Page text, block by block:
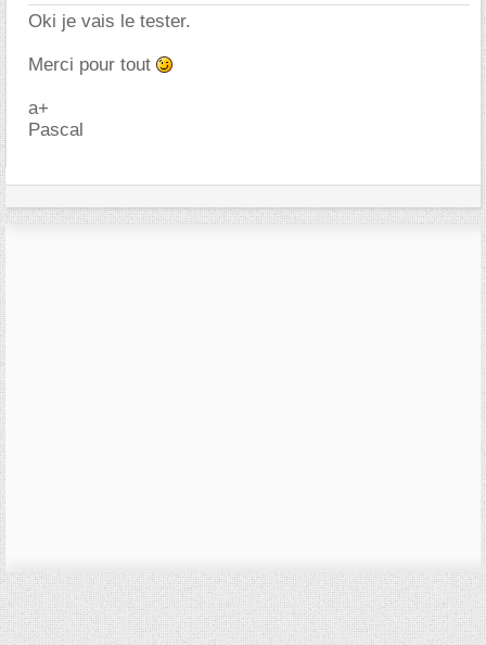
Oki je vais le tester.
Merci pour tout
a+
Pascal